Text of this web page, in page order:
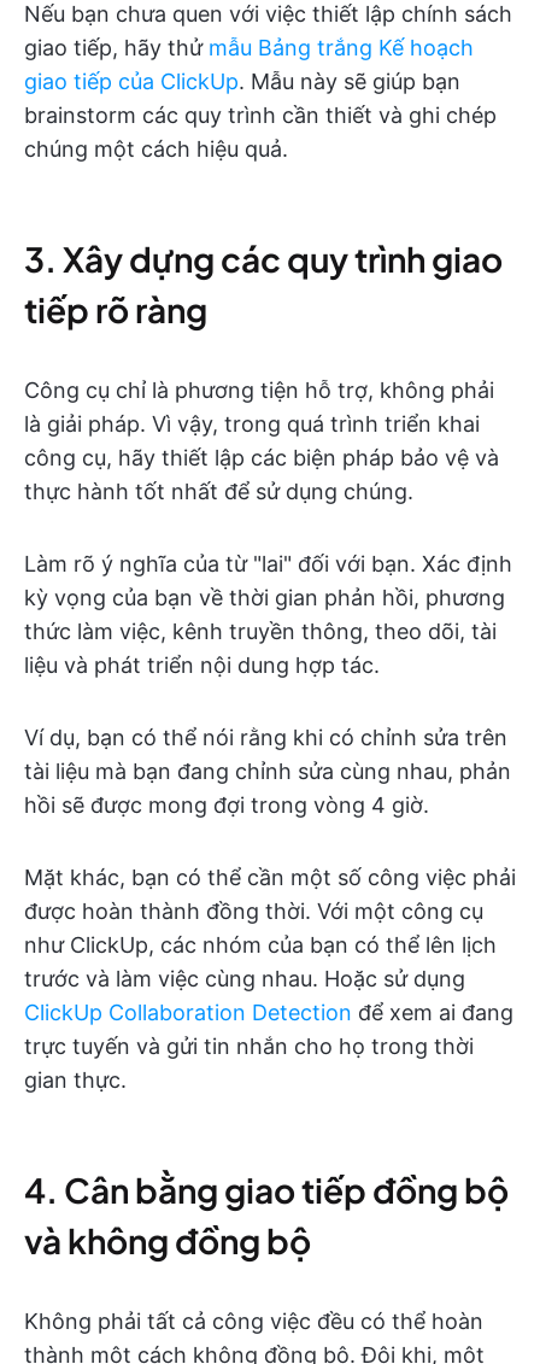
Nếu bạn chưa quen với việc thiết lập chính sách
giao tiếp, hãy thử mẫu Bảng trắng Kế hoạch
giao tiếp của ClickUp. Mẫu này sẽ giúp bạn
brainstorm các quy trình cần thiết và ghi chép
chúng một cách hiệu quả.
3. Xây dựng các quy trình giao
tiếp rõ ràng
Công cụ chỉ là phương tiện hỗ trợ, không phải
là giải pháp. Vì vậy, trong quá trình triển khai
công cụ, hãy thiết lập các biện pháp bảo vệ và
thực hành tốt nhất để sử dụng chúng.
Làm rõ ý nghĩa của từ "lai" đối với bạn. Xác định
kỳ vọng của bạn về thời gian phản hồi, phương
thức làm việc, kênh truyền thông, theo dõi, tài
liệu và phát triển nội dung hợp tác.
Ví dụ, bạn có thể nói rằng khi có chỉnh sửa trên
tài liệu mà bạn đang chỉnh sửa cùng nhau, phản
hồi sẽ được mong đợi trong vòng 4 giờ.
Mặt khác, bạn có thể cần một số công việc phải
được hoàn thành đồng thời. Với một công cụ
như ClickUp, các nhóm của bạn có thể lên lịch
trước và làm việc cùng nhau. Hoặc sử dụng
ClickUp Collaboration Detection để xem ai đang
trực tuyến và gửi tin nhắn cho họ trong thời
gian thực.
4. Cân bằng giao tiếp đồng bộ
và không đồng bộ
Không phải tất cả công việc đều có thể hoàn
thành một cách không đồng bộ. Đôi khi, một